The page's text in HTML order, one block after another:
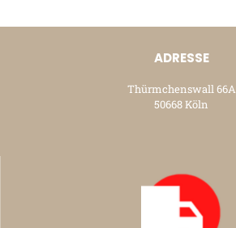
ADRESSE
Thürmchenswall 66A
50668 Köln